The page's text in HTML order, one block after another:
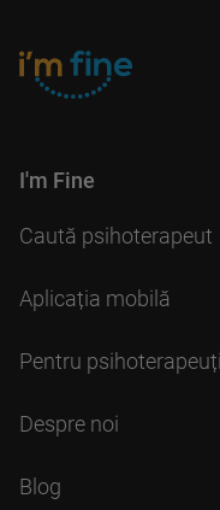
I'm Fine
Caută psihoterapeut
Aplicația mobilă
Pentru psihoterapeuți
Despre noi
Blog